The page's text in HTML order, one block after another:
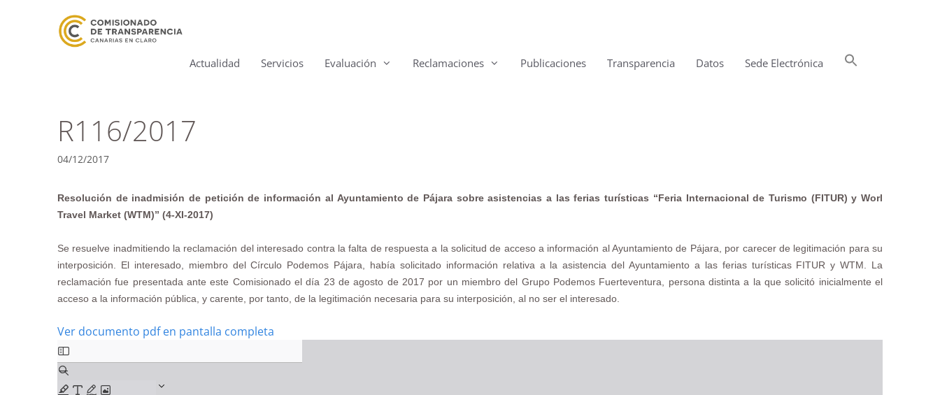
Actualidad Servicios Evaluación Reclamaciones Publicaciones Transparencia Datos Sede Electrónica
R116/2017
04/12/2017
Resolución de inadmisión de petición de información al Ayuntamiento de Pájara sobre asistencias a las ferias turísticas “Feria Internacional de Turismo (FITUR) y Worl
Travel Market (WTM)” (4-XI-2017)
Se resuelve inadmitiendo la reclamación del interesado contra la falta de respuesta a la solicitud de acceso a información al Ayuntamiento de Pájara, por carecer de legitimación para su
interposición. El interesado, miembro del Círculo Podemos Pájara, había solicitado información relativa a la asistencia del Ayuntamiento a las ferias turísticas FITUR y WTM. La
reclamación fue presentada ante este Comisionado el día 23 de agosto de 2017 por un miembro del Grupo Podemos Fuerteventura, persona distinta a la que solicitó inicialmente el
acceso a la información pública, y carente, por tanto, de la legitimación necesaria para su interposición, al no ser el interesado.
Ver documento pdf en pantalla completa